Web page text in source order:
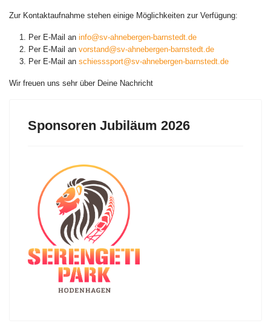
Zur Kontaktaufnahme stehen einige Möglichkeiten zur Verfügung:
Per E-Mail an info@sv-ahnebergen-barnstedt.de
Per E-Mail an vorstand@sv-ahnebergen-barnstedt.de
Per E-Mail an schiesssport@sv-ahnebergen-barnstedt.de
Wir freuen uns sehr über Deine Nachricht
Sponsoren Jubiläum 2026